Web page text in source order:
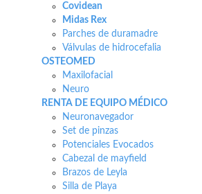
Covidean
Midas Rex
Parches de duramadre
Válvulas de hidrocefalia
OSTEOMED
Maxilofacial
Neuro
RENTA DE EQUIPO MÉDICO
Neuronavegador
Set de pinzas
Potenciales Evocados
Cabezal de mayfield
Brazos de Leyla
Silla de Playa